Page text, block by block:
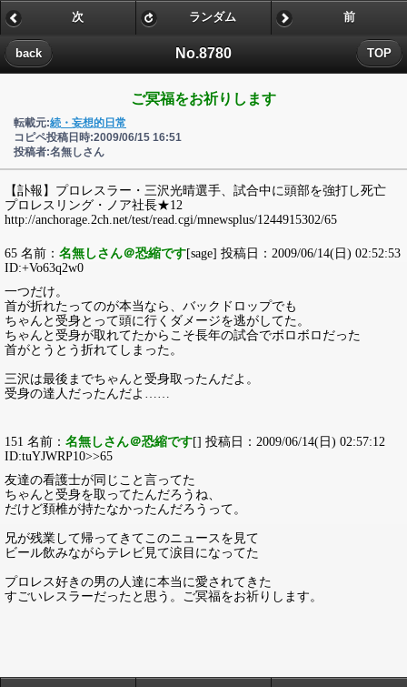
No.8780
back TOP
次 ランダム 前
ご冥福をお祈りします
転載元:続・妄想的日常
コピペ投稿日時:2009/06/15 16:51
投稿者:名無しさん
【訃報】プロレスラー・三沢光晴選手、試合中に頭部を強打し死亡
プロレスリング・ノア社長★12
http://anchorage.2ch.net/test/read.cgi/mnewsplus/1244915302/65
65 名前： 名無しさん＠恐縮です[sage] 投稿日：2009/06/14(日) 02:52:53
ID:+Vo63q2w0
一つだけ。
首が折れたってのが本当なら、バックドロップでも
ちゃんと受身とって頭に行くダメージを逃がしてた。
ちゃんと受身が取れてたからこそ長年の試合でボロボロだった
首がとうとう折れてしまった。
三沢は最後までちゃんと受身取ったんだよ。
受身の達人だったんだよ……
151 名前： 名無しさん＠恐縮です[] 投稿日：2009/06/14(日) 02:57:12
ID:tuYJWRP10>>65
友達の看護士が同じこと言ってた
ちゃんと受身を取ってたんだろうね、
だけど頚椎が持たなかったんだろうって。
兄が残業して帰ってきてこのニュースを見て
ビール飲みながらテレビ見て涙目になってた
プロレス好きの男の人達に本当に愛されてきた
すごいレスラーだったと思う。ご冥福をお祈りします。